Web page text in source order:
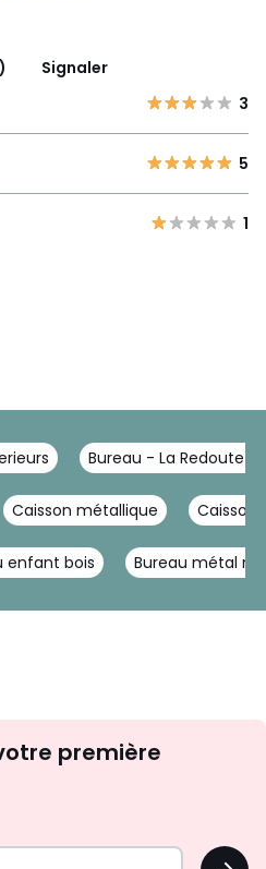
Signaler
3
5
1
Bureau - La Redoute
Caisson métallique Caisson
enfant bois Bureau métal
d'inspirations
surprises?
première
OK